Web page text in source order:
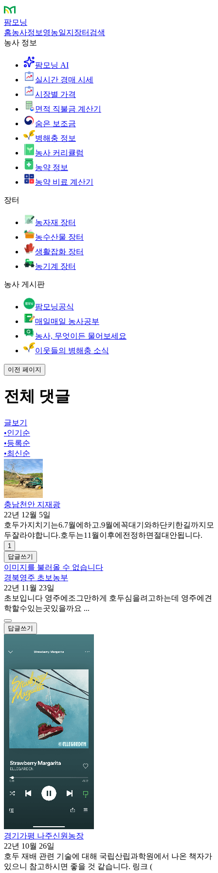
팜모닝
홈농사정보 영농일지 장터 검색
농사 정보
팜모닝 AI
실시간 경매 시세
시장별 가격
면적 직불금 계산기
숨은 보조금
병해충 정보
농사 커리큘럼
농약 정보
농약 비료 계산기
장터
농자재 장터
농수산물 장터
생활잡화 장터
농기계 장터
농사 게시판
팜모닝공식
매일매일 농사공부
농사, 무엇이든 물어보세요
이웃들의 병해충 소식
이전 페이지
전체 댓글
글보기
•인기순
•등록순
•최신순
충남천안 지재광
22년 12월 5일
호두가지치기는6.7월에하고.9월에꼭대기와하단키한길까지모
두잘라야합니다.호두는11월이후에전정하면절대안됩니다.
1
답글쓰기
이미지를 불러올 수 없습니다
경북영주 초보농부
22년 11월 23일
초보입니다 영주에조그만하게 호두심을려고하는데 영주에견
학할수있는곳있을까요 ...
답글쓰기
경기가평 나주신원농장
22년 10월 26일
호두 재배 관련 기술에 대해 국립산립과학원에서 나온 책자가
있으니 참고하시면 좋을 것 같습니다. 링크 (